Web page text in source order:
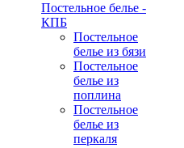
Постельное белье -
КПБ
Постельное
белье из бязи
Постельное
белье из
поплина
Постельное
белье из
перкаля